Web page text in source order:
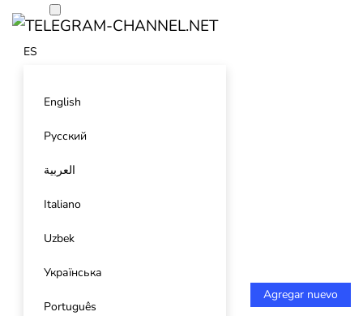
ES
English
Русский
العربية
Italiano
Uzbek
Українська
Português
Agregar nuevo